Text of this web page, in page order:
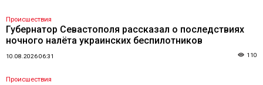
Происшествия
Губернатор Севастополя рассказал о последствиях
ночного налёта украинских беспилотников
10.08.2026 06:31 110
Происшествия